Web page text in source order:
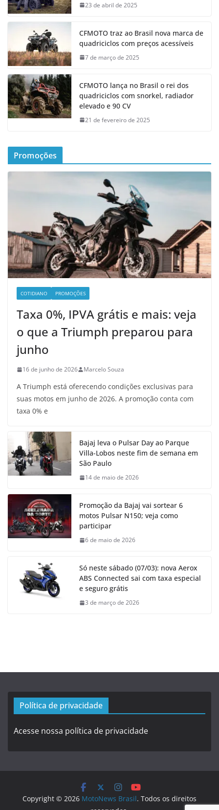
23 de abril de 2025
CFMOTO traz ao Brasil nova marca de
quadriciclos com preços acessíveis
7 de março de 2025
CFMOTO lança no Brasil o rei dos
quadriciclos com snorkel, radiador
elevado e 90 CV
21 de fevereiro de 2025
Promoções
COTIDIANO PROMOÇÕES
Taxa 0%, IPVA grátis e mais: veja
o que a Triumph preparou para
junho
16 de junho de 2026 Marcelo Souza
A Triumph está oferecendo condições exclusivas para
suas motos em junho de 2026. A promoção conta com
taxa 0% e
Bajaj leva o Pulsar Day ao Parque
Villa-Lobos neste fim de semana em
São Paulo
14 de maio de 2026
Promoção da Bajaj vai sortear 6
motos Pulsar N150; veja como
participar
6 de maio de 2026
Só neste sábado (07/03): nova Aerox
ABS Connected sai com taxa especial
e seguro grátis
3 de março de 2026
Política de privacidade
Acesse nossa política de privacidade
Copyright © 2026 MotoNews Brasil. Todos os direitos